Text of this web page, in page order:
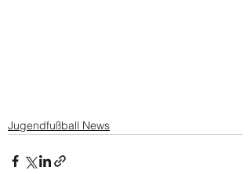
Jugendfußball News